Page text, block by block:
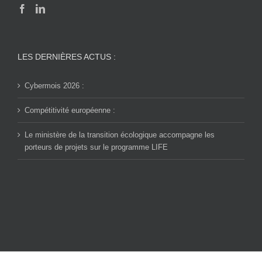
LES DERNIÈRES ACTUS :
Cybermois 2026 :
Compétitivité européenne :
Le ministère de la transition écologique accompagne les
porteurs de projets sur le programme LIFE